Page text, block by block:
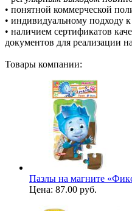
• понятной коммерческой
• индивидуальному подходу
• наличием сертификатов
документов для реализации
Товары компании:
Пазлы на магните
Цена: 87.00 руб.